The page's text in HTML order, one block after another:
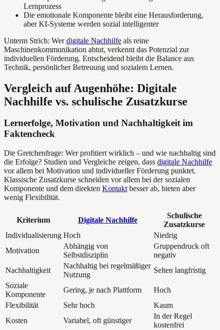
Lernprozess
Die emotionale Komponente bleibt eine Herausforderung,
aber KI-Systeme werden sozial intelligenter
Unterm Strich: Werdigitale Nachhilfe als reine
Maschinenkommunikation abtut, verkennt das Potenzial zur
individuellen Förderung. Entscheidend bleibt die Balance aus
Technik, persönlicher Betreuung und sozialem Lernen.
Vergleich auf Augenhöhe: Digitale
Nachhilfe vs. schulische Zusatzkurse
Lernerfolge, Motivation und Nachhaltigkeit im
Faktencheck
Die Gretchenfrage: Wer profitiert wirklich – und wie nachhaltig sind
die Erfolge? Studien und Vergleiche zeigen, dass digitale Nachhilfe
vor allem bei Motivation und individueller Förderung punktet.
Klassische Zusatzkurse schneiden vor allem bei der sozialen
Komponente und dem direkten Kontakt besser ab, bieten aber
wenig Flexibilität.
Kriterium Digitale Nachhilfe
Schulische
Zusatzkurse
Individualisierung Hoch
Niedrig
Motivation
Abhängig von
Selbstdisziplin
Gruppendruck oft
negativ
Nachhaltigkeit
Nachhaltig bei regelmäßiger
Nutzung
Selten langfristig
Soziale
Komponente
Gering, je nach Plattform
Hoch
Flexibilität
Sehr hoch
Kaum
Kosten
Variabel, oft günstiger
In der Regel
kostenfrei